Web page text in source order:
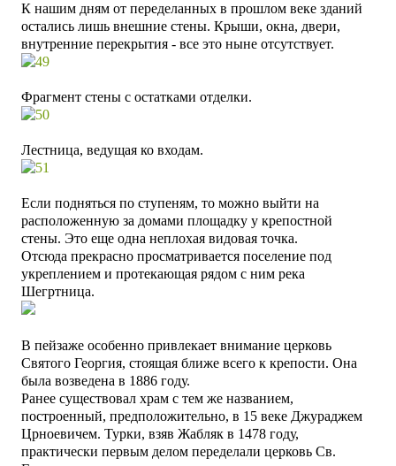
К нашим дням от переделанных в прошлом веке зданий
остались лишь внешние стены. Крыши, окна, двери,
внутренние перекрытия - все это ныне отсутствует.
Фрагмент стены с остатками отделки.
Лестница, ведущая ко входам.
Если подняться по ступеням, то можно выйти на
расположенную за домами площадку у крепостной
стены. Это еще одна неплохая видовая точка.
Отсюда прекрасно просматривается поселение под
укреплением и протекающая рядом с ним река
Шегртница.
В пейзаже особенно привлекает внимание церковь
Святого Георгия, стоящая ближе всего к крепости. Она
была возведена в 1886 году.
Ранее существовал храм с тем же названием,
построенный, предположительно, в 15 веке Джураджем
Црноевичем. Турки, взяв Жабляк в 1478 году,
практически первым делом переделали церковь Св.